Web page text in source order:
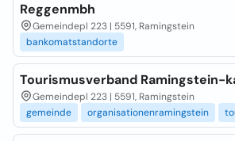
Reggenmbh
Gemeindepl 223 | 5591, Ramingstein
bankomatstandorte
Tourismusverband Ramingstein-
Gemeindepl 223 | 5591, Ramingstein
gemeinde
organisationenramingstein